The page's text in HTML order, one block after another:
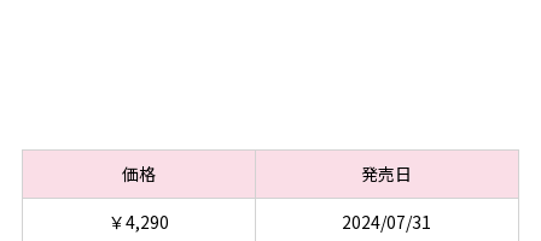
価格
発売日
￥4,290
2024/07/31